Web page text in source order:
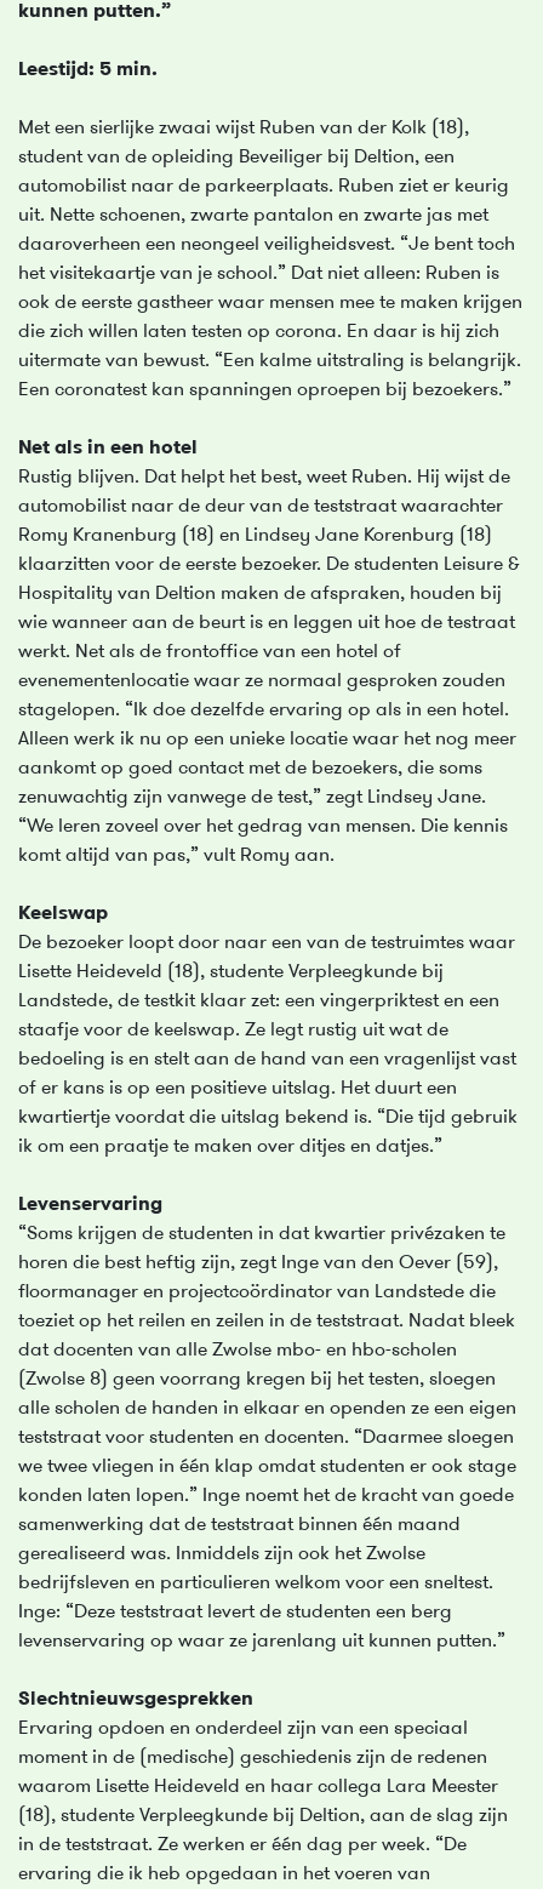
kunnen putten.”
Leestijd: 5 min.
Met een sierlijke zwaai wijst Ruben van der Kolk (18),
student van de opleiding Beveiliger bij Deltion, een
automobilist naar de parkeerplaats. Ruben ziet er keurig
uit. Nette schoenen, zwarte pantalon en zwarte jas met
daaroverheen een neongeel veiligheidsvest. “Je bent toch
het visitekaartje van je school.” Dat niet alleen: Ruben is
ook de eerste gastheer waar mensen mee te maken krijgen
die zich willen laten testen op corona. En daar is hij zich
uitermate van bewust. “Een kalme uitstraling is belangrijk.
Een coronatest kan spanningen oproepen bij bezoekers.”
Net als in een hotel
Rustig blijven. Dat helpt het best, weet Ruben. Hij wijst de
automobilist naar de deur van de teststraat waarachter
Romy Kranenburg (18) en Lindsey Jane Korenburg (18)
klaarzitten voor de eerste bezoeker. De studenten Leisure &
Hospitality van Deltion maken de afspraken, houden bij
wie wanneer aan de beurt is en leggen uit hoe de testraat
werkt. Net als de frontoffice van een hotel of
evenementenlocatie waar ze normaal gesproken zouden
stagelopen. “Ik doe dezelfde ervaring op als in een hotel.
Alleen werk ik nu op een unieke locatie waar het nog meer
aankomt op goed contact met de bezoekers, die soms
zenuwachtig zijn vanwege de test,” zegt Lindsey Jane.
“We leren zoveel over het gedrag van mensen. Die kennis
komt altijd van pas,” vult Romy aan.
Keelswap
De bezoeker loopt door naar een van de testruimtes waar
Lisette Heideveld (18), studente Verpleegkunde bij
Landstede, de testkit klaar zet: een vingerpriktest en een
staafje voor de keelswap. Ze legt rustig uit wat de
bedoeling is en stelt aan de hand van een vragenlijst vast
of er kans is op een positieve uitslag. Het duurt een
kwartiertje voordat die uitslag bekend is. “Die tijd gebruik
ik om een praatje te maken over ditjes en datjes.”
Levenservaring
“Soms krijgen de studenten in dat kwartier privézaken te
horen die best heftig zijn, zegt Inge van den Oever (59),
floormanager en projectcoördinator van Landstede die
toeziet op het reilen en zeilen in de teststraat. Nadat bleek
dat docenten van alle Zwolse mbo- en hbo-scholen
(Zwolse 8) geen voorrang kregen bij het testen, sloegen
alle scholen de handen in elkaar en openden ze een eigen
teststraat voor studenten en docenten. “Daarmee sloegen
we twee vliegen in één klap omdat studenten er ook stage
konden laten lopen.” Inge noemt het de kracht van goede
samenwerking dat de teststraat binnen één maand
gerealiseerd was. Inmiddels zijn ook het Zwolse
bedrijfsleven en particulieren welkom voor een sneltest.
Inge: “Deze teststraat levert de studenten een berg
levenservaring op waar ze jarenlang uit kunnen putten.”
Slechtnieuwsgesprekken
Ervaring opdoen en onderdeel zijn van een speciaal
moment in de (medische) geschiedenis zijn de redenen
waarom Lisette Heideveld en haar collega Lara Meester
(18), studente Verpleegkunde bij Deltion, aan de slag zijn
in de teststraat. Ze werken er één dag per week. “De
ervaring die ik heb opgedaan in het voeren van